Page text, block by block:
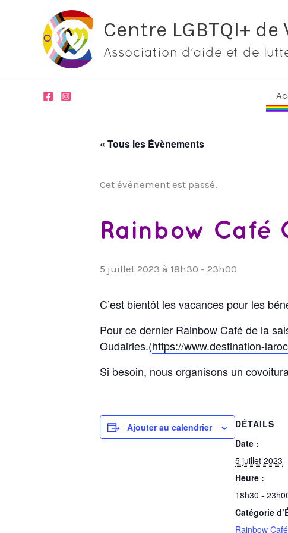
Centre LGBTQI+ de
Association d'aide et de
« Tous les Évènements
Cet évènement est passé.
Rainbow Café
5 juillet 2023 à 18h30 - 23h00
C’est bientôt les vacances pour les
Pour ce dernier Rainbow Café de la
Oudairies.(https://www.destination-
Si besoin, nous organisons un
Ajouter au calendrier
DÉTAILS
Date :
5 juillet 2023
Heure :
18h30 -
Catégorie
Rainbow Café